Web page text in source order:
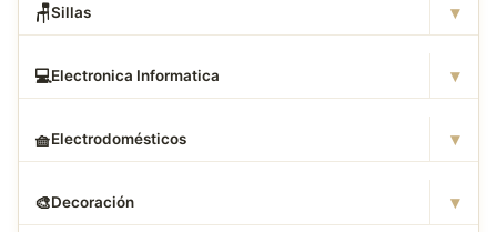
🪑Sillas ▾
💻Electronica Informatica ▾
🧺Electrodomésticos ▾
🎨Decoración ▾